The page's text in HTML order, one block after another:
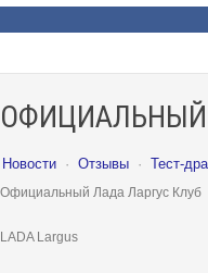
ОФИЦИАЛЬНЫЙ
Новости · Отзывы · Тест-
Официальный Лада Ларгус Клуб
LADA Largus